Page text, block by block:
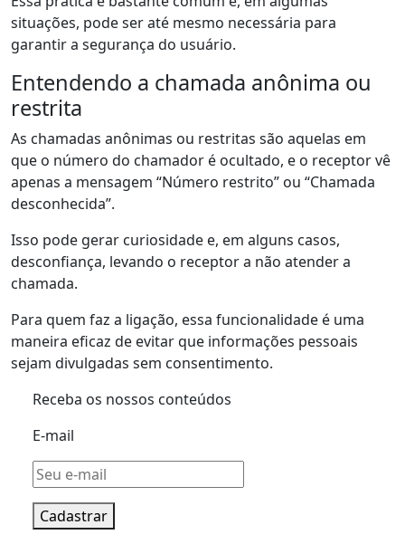
situações, pode ser até mesmo necessária para
garantir a segurança do usuário.
Entendendo a chamada anônima ou
restrita
As chamadas anônimas ou restritas são aquelas em
que o número do chamador é ocultado, e o receptor vê
apenas a mensagem “Número restrito” ou “Chamada
desconhecida”.
Isso pode gerar curiosidade e, em alguns casos,
desconfiança, levando o receptor a não atender a
chamada.
Para quem faz a ligação, essa funcionalidade é uma
maneira eficaz de evitar que informações pessoais
sejam divulgadas sem consentimento.
Receba os nossos conteúdos
E-mail
Cadastrar